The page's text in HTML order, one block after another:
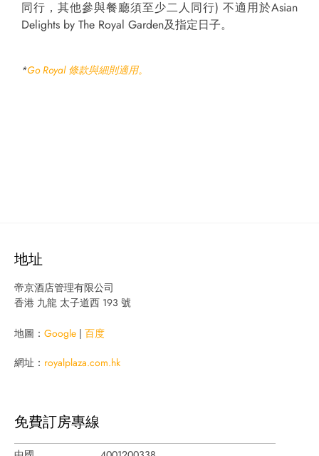
同行，其他參與餐廳須至少二人同行) 不適用於Asian
Delights by The Royal Garden及指定日子。
*Go Royal 條款與細則適用。
地址
帝京酒店管理有限公司
香港 九龍 太子道西 193 號
地圖： Google 百度
網址： royalplaza.com.hk
免費訂房專線